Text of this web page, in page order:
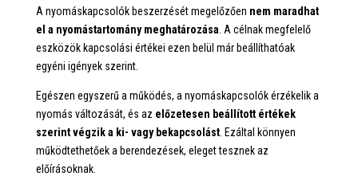
A nyomáskapcsolók beszerzését megelőzően nem maradhat
el a nyomástartomány meghatározása . A célnak megfelelő
eszközök kapcsolási értékei ezen belül már beállíthatóak
egyéni igények szerint.
Egészen egyszerű a működés, a nyomáskapcsolók érzékelik a
nyomás változását, és az előzetesen beállított értékek
szerint végzik a ki- vagy bekapcsolást. Ezáltal könnyen
működtethetőek a berendezések, eleget tesznek az
előírásoknak.